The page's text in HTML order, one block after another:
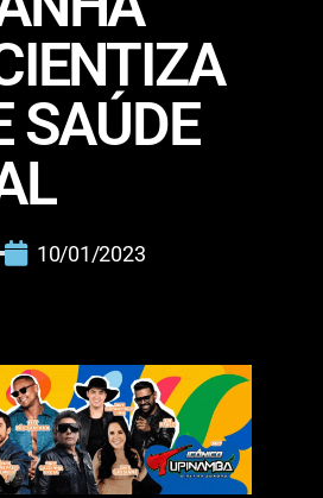
SAÚDE
10/01/2023